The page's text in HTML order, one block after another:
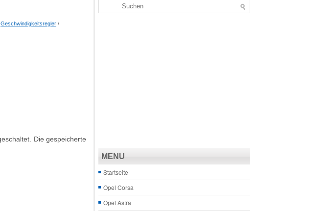
Geschwindigkeitsregler /
Die gespeicherte
MENU
Startseite
Opel Corsa
Opel Astra